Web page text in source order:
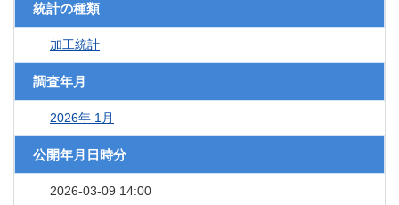
統計の種類
加工統計
調査年月
2026年 1月
公開年月日時分
2026-03-09 14:00